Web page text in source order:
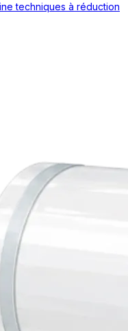
techniques à réduction